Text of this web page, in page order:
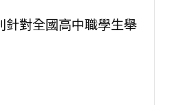
針對全國高中職學生舉